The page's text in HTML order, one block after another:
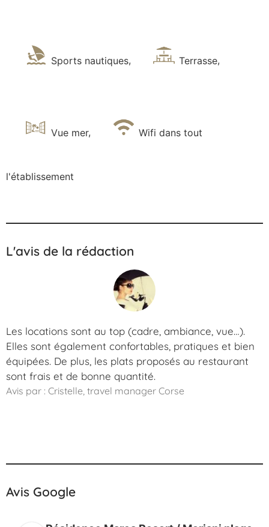
Sports nautiques, Terrasse,
Vue mer, Wifi dans tout
l'établissement
L'avis de la rédaction
Les locations sont au top (cadre, ambiance, vue…).
Elles sont également confortables, pratiques et bien
équipées. De plus, les plats proposés au restaurant
sont frais et de bonne quantité.
Avis par : Cristelle, travel manager Corse
Avis Google